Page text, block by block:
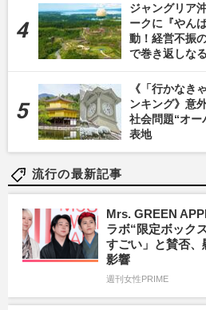
ジャングリア
ークに『やん
動！経営不振
で巻き返しな
《「行かなき
ンキング》意
社会問題“オー
表地
流行の最新記事
Mrs. GREEN
ラボ“限定ボック
すごい」と賛否
影響
週刊女性PRIME